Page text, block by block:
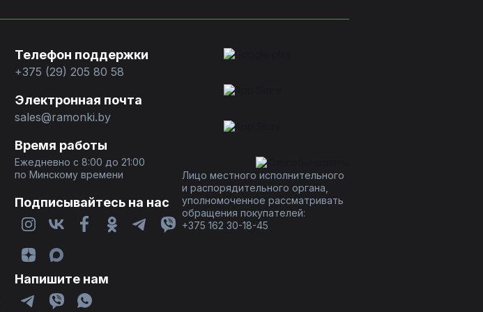
Телефон поддержки
+375 (29) 205 80 58
Электронная почта
sales@ramonki.by
Время работы
Ежедневно с 8:00 до 21:00
по Минскому времени
Подписывайтесь на нас
Напишите нам
Лицо местного исполнительного
и распорядительного органа,
уполномоченное рассматривать
обращения покупателей:
+375 162 30-18-45